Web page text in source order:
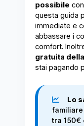
possibile
questa guida
immediate e
abbassare i
comfort.
gratuita
stai pagando
Lo
tra 150€